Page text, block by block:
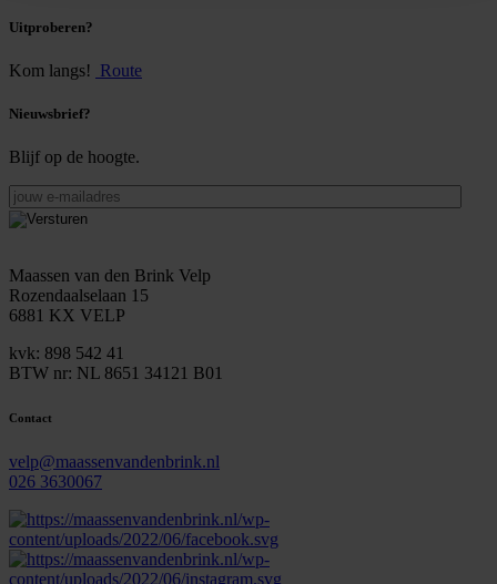
Uitproberen?
Kom langs! Route
Nieuwsbrief?
Blijf op de hoogte.
jouw
e-
mailadres
Maassen van den Brink Velp
Rozendaalselaan 15
6881 KX VELP
kvk: 898 542 41
BTW nr: NL 8651 34121 B01
Contact
velp@maassenvandenbrink.nl
026 3630067